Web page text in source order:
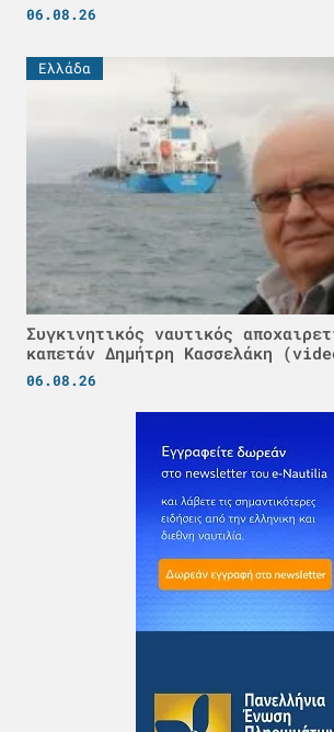
06.08.26
Ελλάδα
Συγκινητικός ναυτικός
καπετάν Δημήτρη Κασσελάκη
06.08.26